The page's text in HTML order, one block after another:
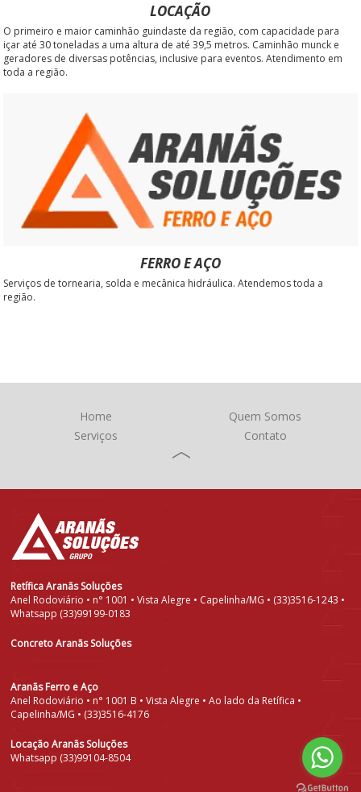
LOCAÇÃO
O primeiro e maior caminhão guindaste da região, com capacidade para
içar até 30 toneladas a uma altura de até 39,5 metros. Caminhão munck e
geradores de diversas potências, inclusive para eventos. Atendimento em
toda a região.
FERRO E AÇO
Serviços de tornearia, solda e mecânica hidráulica. Atendemos toda a
região.
Home
Quem Somos
Serviços
Contato
Retífica Aranãs Soluções
Anel Rodoviário • n° 1001 • Vista Alegre • Capelinha/MG • (33)3516-1243 •
Whatsapp (33)99199-0183
Concreto Aranãs Soluções
Aranãs Ferro e Aço
Anel Rodoviário • n° 1001 B • Vista Alegre • Ao lado da Retífica •
Capelinha/MG • (33)3516-4176
Locação Aranãs Soluções
Whatsapp (33)99104-8504